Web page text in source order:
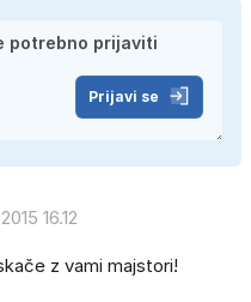
Prijavi se
16.12
z vami majstori!